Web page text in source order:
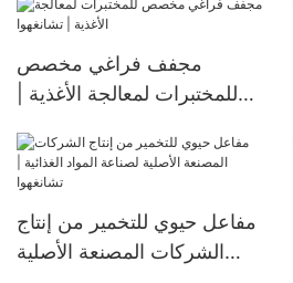
الأغذية، فرن تفريغ الهواء
مجفف فراغي مخصص
للمختبرات لمعالجة الأغذية |
مفاعل حيوي للتخمير من إنتاج
الشركات المصنعة الأصلية